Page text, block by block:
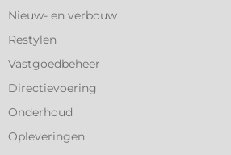
Nieuw- en verbouw
Restylen
Vastgoedbeheer
Directievoering
Onderhoud
Opleveringen